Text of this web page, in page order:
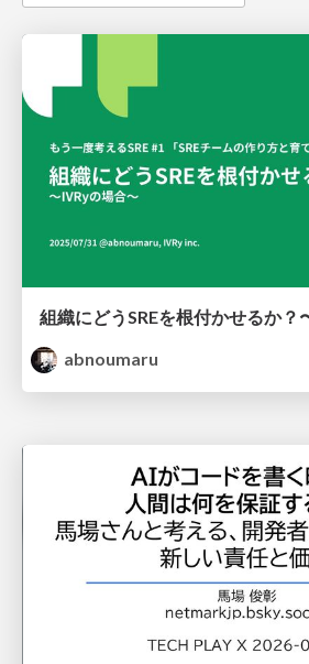
組織にどうSREを根付かせるか？
abnoumaru